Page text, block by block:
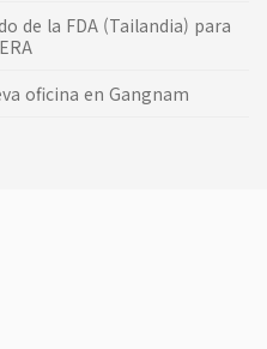
de la FDA (Tailandia) para
oficina en Gangnam